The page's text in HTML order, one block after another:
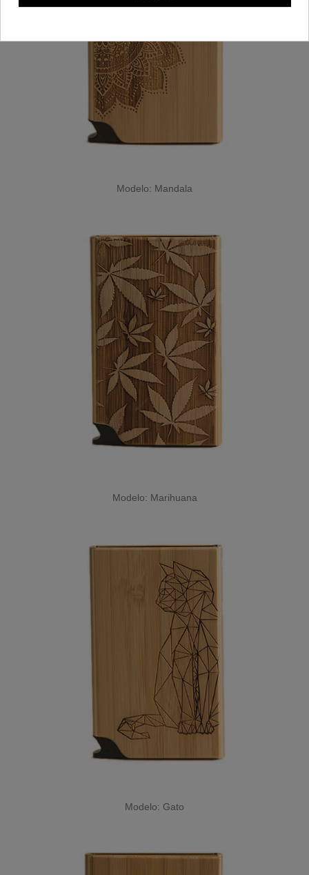
Modelo: Mandala
Modelo: Marihuana
Modelo: Gato